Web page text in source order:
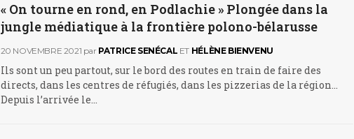
« On tourne en rond, en Podlachie » Plongée dans la
jungle médiatique à la frontière polono-bélarusse
20 NOVEMBRE 2021 par PATRICE SENÉCAL ET HÉLÈNE BIENVENU
Ils sont un peu partout, sur le bord des routes en train de faire des
directs, dans les centres de réfugiés, dans les pizzerias de la région…
Depuis l’arrivée le…